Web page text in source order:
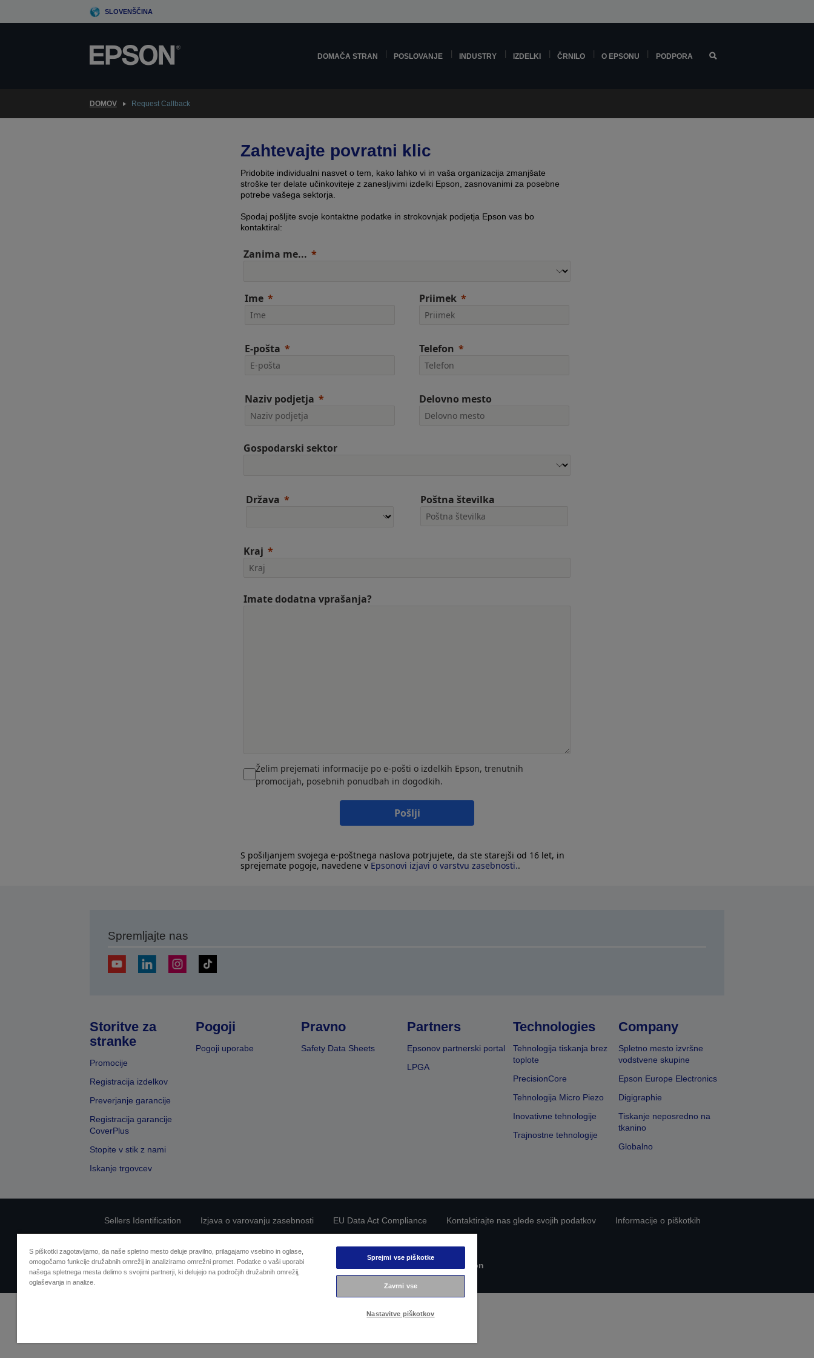
to
SLOVENŠČINA
DOMAČA STRAN POSLOVANJE INDUSTRY IZDELKI ČRNILO O EPSONU PODPORA
DOMOV Request Callback
Zahtevajte povratni klic
Pridobite individualni nasvet o tem, kako lahko vi in vaša organizacija zmanjšate
stroške ter delate učinkoviteje z zanesljivimi izdelki Epson, zasnovanimi za posebne
potrebe vašega sektorja.
Spodaj pošljite svoje kontaktne podatke in strokovnjak podjetja Epson vas bo
kontaktiral:
Zanima me...
Ime Priimek
E-pošta Telefon
Naziv podjetja Delovno mesto
Gospodarski sektor
Država Poštna številka
Kraj
Imate dodatna vprašanja?
Želim prejemati informacije po e-pošti o izdelkih Epson, trenutnih
promocijah, posebnih ponudbah in dogodkih.
Pošlji
S pošiljanjem svojega e-poštnega naslova potrjujete, da ste starejši od 16 let, in
sprejemate pogoje, navedene v Epsonovi izjavi o varstvu zasebnosti..
Spremljajte nas
Storitve za
stranke
Promocije
Registracija izdelkov
Preverjanje garancije
Registracija garancije
CoverPlus
Stopite v stik z nami
Iskanje trgovcev
Pogoji
Pogoji uporabe
Pravno
Safety Data Sheets
Partners
Epsonov partnerski portal
LPGA
Technologies
Tehnologija tiskanja brez
toplote
PrecisionCore
Tehnologija Micro Piezo
Inovativne tehnologije
Trajnostne tehnologije
Company
Spletno mesto izvršne
vodstvene skupine
Epson Europe Electronics
Digigraphie
Tiskanje neposredno na
tkanino
Globalno
Sellers Identification Izjava o varovanju zasebnosti EU Data Act Compliance Kontaktirajte nas glede svojih podatkov
Informacije o piškotkih
Avtorske pravice © 2026 Seiko Epson
S piškotki zagotavljamo, da naše spletno mesto deluje pravilno, prilagajamo vsebino in oglase,
omogočamo funkcije družabnih omrežij in analiziramo omrežni promet. Podatke o vaši uporabi
našega spletnega mesta delimo s svojimi partnerji, ki delujejo na področjih družabnih omrežij,
oglaševanja in analize.
Sprejmi vse piškotke
Zavrni vse
Nastavitve piškotkov